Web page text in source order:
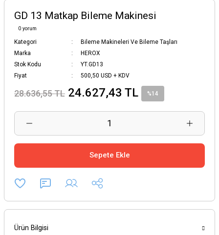
GD 13 Matkap Bileme Makinesi
0 yorum
Kategori
Bileme Makineleri Ve Bileme Taşları
Marka
HEROX
Stok Kodu
YT.GD13
Fiyat
500,50 USD + KDV
28.636,55 TL 24.627,43 TL %14
Sepete Ekle
Ürün Bilgisi